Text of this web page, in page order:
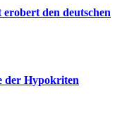
den deutschen
der Hypokriten